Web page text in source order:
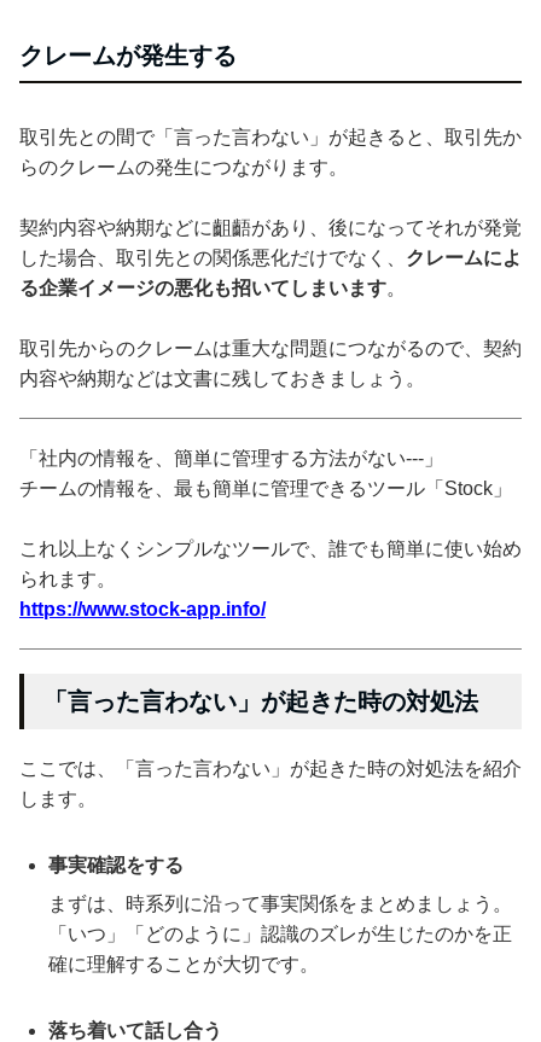
クレームが発生する
取引先との間で「言った言わない」が起きると、取引先か
らのクレームの発生につながります。
契約内容や納期などに齟齬があり、後になってそれが発覚
した場合、取引先との関係悪化だけでなく、 クレームによ
る企業イメージの悪化も招いてしまいます。
取引先からのクレームは重大な問題につながるので、契約
内容や納期などは文書に残しておきましょう。
「社内の情報を、簡単に管理する方法がない---」
チームの情報を、最も簡単に管理できるツール「Stock」
これ以上なくシンプルなツールで、誰でも簡単に使い始め
られます。
https://www.stock-app.info/
「言った言わない」が起きた時の対処法
ここでは、「言った言わない」が起きた時の対処法を紹介
します。
事実確認をする
まずは、時系列に沿って事実関係をまとめましょう。
「いつ」「どのように」認識のズレが生じたのかを正
確に理解することが大切です。
落ち着いて話し合う